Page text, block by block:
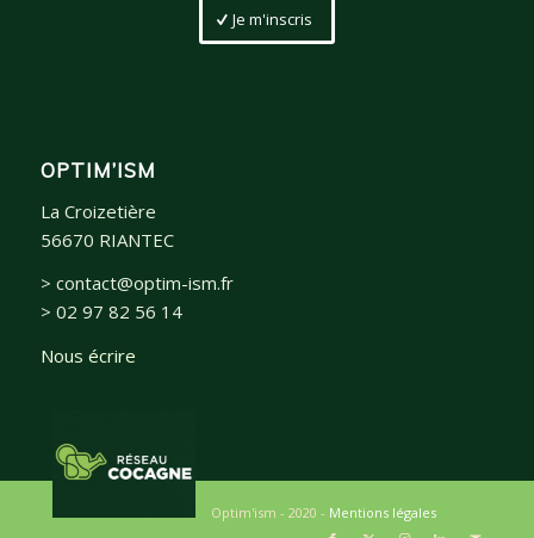
Je m'inscris
OPTIM’ISM
La Croizetière
56670 RIANTEC
> contact@optim-ism.fr
> 02 97 82 56 14
Nous écrire
Optim'ism - 2020 - Mentions légales